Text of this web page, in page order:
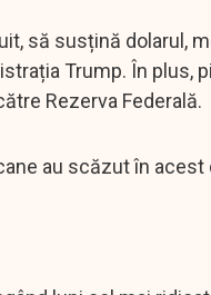
să susțină dolarul,
Trump. În plus,
Rezerva Federală.
au scăzut în